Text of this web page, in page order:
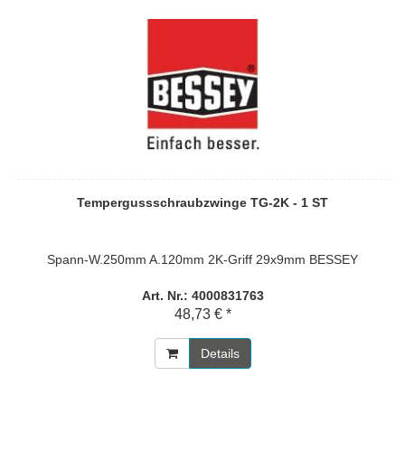
Tempergussschraubzwinge TG-2K - 1 ST
Spann-W.250mm A.120mm 2K-Griff 29x9mm BESSEY
Art. Nr.: 4000831763
48,73 € *
Details